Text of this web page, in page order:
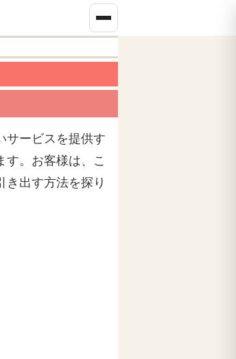
サービスを提供す
す。お客様は、こ
き出す方法を探り